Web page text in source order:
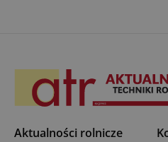
Aktualności rolnicze